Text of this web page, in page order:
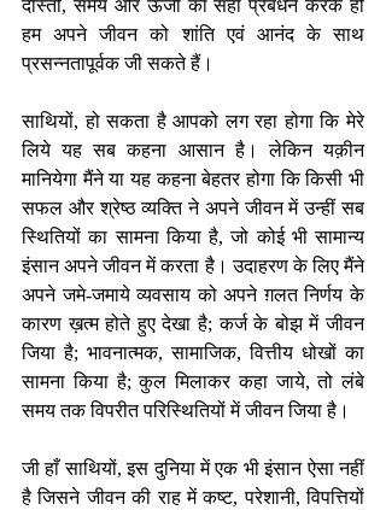
दोस्तों, समय और ऊर्जा का सही प्रबंधन करके ही
हम अपने जीवन को शांति एवं आनंद के साथ
प्रसन्नतापूर्वक जी सकते हैं।
साथियों, हो सकता है आपको लग रहा होगा कि मेरे
लिये यह सब कहना आसान है। लेकिन यक़ीन
मानियेगा मैंने या यह कहना बेहतर होगा कि किसी भी
सफल और श्रेष्ठ व्यक्ति ने अपने जीवन में उन्हीं सब
स्थितियों का सामना किया है, जो कोई भी सामान्य
इंसान अपने जीवन में करता है। उदाहरण के लिए मैंने
अपने जमे-जमाये व्यवसाय को अपने ग़लत निर्णय के
कारण ख़त्म होते हुए देखा है; कर्ज के बोझ में जीवन
जिया है; भावनात्मक, सामाजिक, वित्तीय धोखों का
सामना किया है; कुल मिलाकर कहा जाये, तो लंबे
समय तक विपरीत परिस्थितियों में जीवन जिया है।
जी हाँ साथियों, इस दुनिया में एक भी इंसान ऐसा नहीं
है जिसने जीवन की राह में कष्ट, परेशानी, विपत्तियों